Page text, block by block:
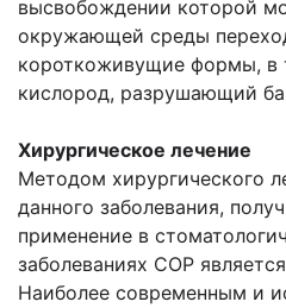
высвобождении которой
окружающей среды
короткоживущие формы, в
кислород, разрушающий
Хирургическое лечение
Методом хирургического
данного заболевания,
применение в
заболеваниях СОР
Наиболее современным и